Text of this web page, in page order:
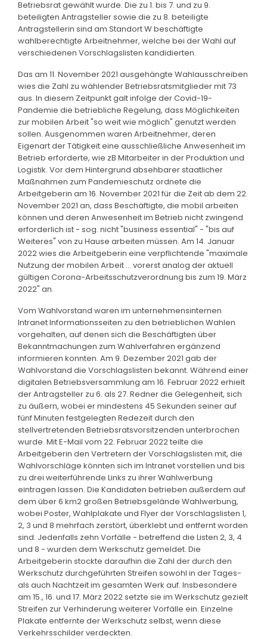
Betriebsrat gewählt wurde. Die zu 1. bis 7. und zu 9.
beteiligten Antragsteller sowie die zu 8. beteiligte
Antragstellerin sind am Standort W beschäftigte
wahlberechtigte Arbeitnehmer, welche bei der Wahl auf
verschiedenen Vorschlagslisten kandidierten.
Das am 11. November 2021 ausgehängte Wahlausschreiben
wies die Zahl zu wählender Betriebsratsmitglieder mit 73
aus. In diesem Zeitpunkt galt infolge der Covid-19-
Pandemie die betriebliche Regelung, dass Möglichkeiten
zur mobilen Arbeit "so weit wie möglich" genutzt werden
sollen. Ausgenommen waren Arbeitnehmer, deren
Eigenart der Tätigkeit eine ausschließliche Anwesenheit im
Betrieb erforderte, wie zB Mitarbeiter in der Produktion und
Logistik. Vor dem Hintergrund absehbarer staatlicher
Maßnahmen zum Pandemieschutz ordnete die
Arbeitgeberin am 16. November 2021 für die Zeit ab dem 22.
November 2021 an, dass Beschäftigte, die mobil arbeiten
können und deren Anwesenheit im Betrieb nicht zwingend
erforderlich ist - sog. nicht "business essential" - "bis auf
Weiteres" von zu Hause arbeiten müssen. Am 14. Januar
2022 wies die Arbeitgeberin eine verpflichtende "maximale
Nutzung der mobilen Arbeit ... vorerst analog der aktuell
gültigen Corona-Arbeitsschutzverordnung bis zum 19. März
2022" an.
Vom Wahlvorstand waren im unternehmensinternen
Intranet Informationsseiten zu den betrieblichen Wahlen
vorgehalten, auf denen sich die Beschäftigten über
Bekanntmachungen zum Wahlverfahren ergänzend
informieren konnten. Am 9. Dezember 2021 gab der
Wahlvorstand die Vorschlagslisten bekannt. Während einer
digitalen Betriebsversammlung am 16. Februar 2022 erhielt
der Antragsteller zu 6. als 27. Redner die Gelegenheit, sich
zu äußern, wobei er mindestens 45 Sekunden seiner auf
fünf Minuten festgelegten Redezeit durch den
stellvertretenden Betriebsratsvorsitzenden unterbrochen
wurde. Mit E-Mail vom 22. Februar 2022 teilte die
Arbeitgeberin den Vertretern der Vorschlagslisten mit, die
Wahlvorschläge könnten sich im Intranet vorstellen und bis
zu drei weiterführende Links zu ihrer Wahlwerbung
eintragen lassen. Die Kandidaten betrieben außerdem auf
dem über 6 km2 großen Betriebsgelände Wahlwerbung,
wobei Poster, Wahlplakate und Flyer der Vorschlagslisten 1,
2, 3 und 8 mehrfach zerstört, überklebt und entfernt worden
sind. Jedenfalls zehn Vorfälle - betreffend die Listen 2, 3, 4
und 8 - wurden dem Werkschutz gemeldet. Die
Arbeitgeberin stockte daraufhin die Zahl der durch den
Werkschutz durchgeführten Streifen sowohl in der Tages-
als auch Nachtzeit im gesamten Werk auf. Insbesondere
am 15., 16. und 17. März 2022 setzte sie im Werkschutz gezielt
Streifen zur Verhinderung weiterer Vorfälle ein. Einzelne
Plakate entfernte der Werkschutz selbst, wenn diese
Verkehrsschilder verdeckten.